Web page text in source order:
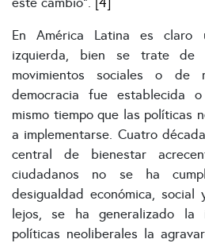
En América Latina es
izquierda, bien se trate de
movimientos sociales o de
democracia fue establecida
mismo tiempo que las políticas
a implementarse. Cuatro
central de bienestar
ciudadanos no se ha
desigualdad económica,
lejos, se ha generalizado la
políticas neoliberales la